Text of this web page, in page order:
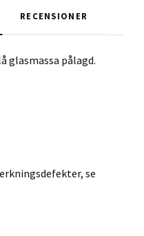
RECENSIONER
glasmassa pålagd.
se